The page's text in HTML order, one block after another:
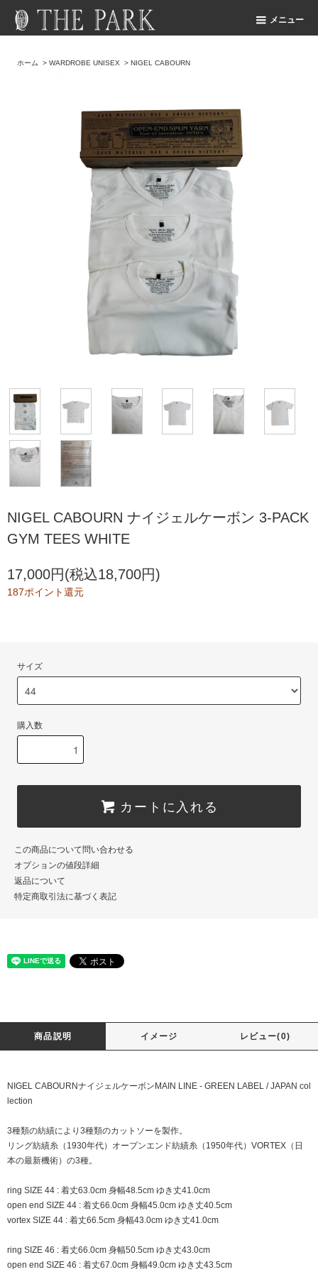
メニュー
ホーム >WARDROBE UNISEX >NIGEL CABOURN
NIGEL CABOURN ナイジェルケーボン 3-PACK
GYM TEES WHITE
17,000円(税込18,700円)
187ポイント還元
サイズ
購入数
カートに入れる
この商品について問い合わせる
オプションの値段詳細
返品について
特定商取引法に基づく表記
商品説明 イメージ レビュー(0)
NIGEL CABOURNナイジェルケーボンMAIN LINE - GREEN LABEL / JAPAN col
lection
3種類の紡績により3種類のカットソーを製作。
リング紡績糸（1930年代）オープンエンド紡績糸（1950年代）VORTEX（日
本の最新機術）の3種。
ring SIZE 44 : 着丈63.0cm 身幅48.5cm ゆき丈41.0cm
open end SIZE 44 : 着丈66.0cm 身幅45.0cm ゆき丈40.5cm
vortex SIZE 44 : 着丈66.5cm 身幅43.0cm ゆき丈41.0cm
ring SIZE 46 : 着丈66.0cm 身幅50.5cm ゆき丈43.0cm
open end SIZE 46 : 着丈67.0cm 身幅49.0cm ゆき丈43.5cm